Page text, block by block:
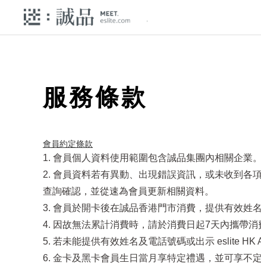
服務條款
會員約定條款​
1. 會員個人資料使用範圍包含誠品集團內相關企業。
2. 會員資料若有異動、出現錯誤資訊，或未收到各
查詢確認，並從速為會員更新相關資料。
3. 會員於開卡後在誠品香港門市消費，提供有效姓
4. 因故無法累計消費時，請於消費日起7天內攜帶
5. 若未能提供有效姓名及電話號碼或出示 eslite HK
6. 金卡及黑卡會員生日當月享特定禮遇，並可享不